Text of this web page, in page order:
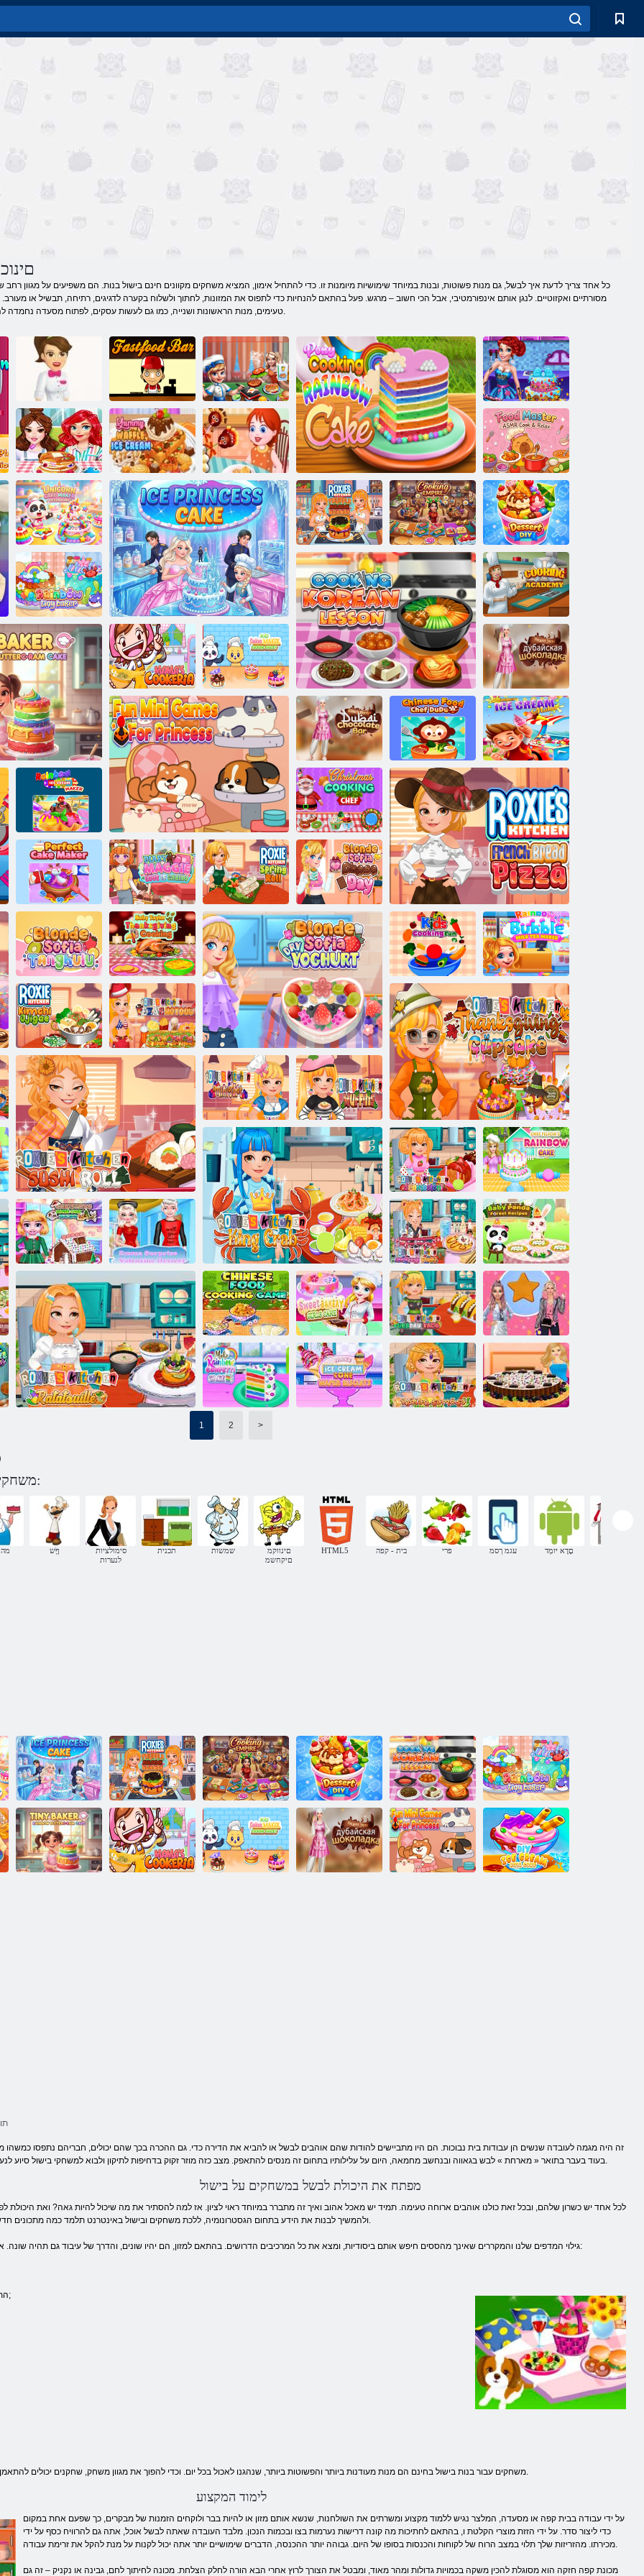
כל אחד צריך לדעת איך לבשל, ​​גם מנות פשוטות, ובנות במיוחד שימושיות מיומנות זו. כדי להתחיל אימון, המציא משחקים מקוונים חינם בישול בנות. הם משפיעים על מגוון רחב
מסורתיים ואקזוטיים. לנגן אותם אינפורמטיבי, אבל הכי חשוב – מרגש. פעל בהתאם להנחיות כדי לתפוס את המזונות, לחתוך ולשלוח בקערה לדגיגים, רתיחה, תבשיל או מעורב.
טעימים, מנות הראשונות ושנייה, כמו גם לעשות עסקים, לפתוח מסעדה נחמדה להאכיל את המבקרים.
Froyo רב בר מזון מהיר לושיב תניצס
תשקה תגוע לושיב ינופ
הנותח ףש
קיחצמ לכוא
רגתא
המיעט לפוו
תדילג
פופס העוגה
טורקיה
ASMR Cook &
Relax :לכוא
רטסאמ
טושיק ןרק דח
תוגוע
חרק תוכיסנ תגוע
רגרוב י'גוגלוב
ןיהמכ :יסקור לש
חבטמה
לושיבה תיירפמיא
ךמצעב תאז השע
חוניק
תינאירוק לושיב ירועיש
Rainbow Tiny
Baker
לושיבל הימדקאה
תשק האמח םרק תגוע
אמיא לש הירקוק
דיק תוגוע לש
לושיב תייפאמ
דלוקוש ףיטח
יאבוד סילא ןוכתמ
הכיסנל םינהמ ינימ יקחשמ
דלוקוש ףיטח
יאבוד ילא לש
ןוכתמה
ודוד יניסה לכואה
ףש
ץיק זור טורח
תדילג
תשק תדילג
תינרצי
דלומה גחל לושיב
ףש
יתפרצ םחל הציפ יסקור חבטמ
תמלשומ תוגוע
תינרצי
תיתפכא הבהא
:יגמ ןמוי
ביבא לור :יסקור
לש חבטמה
וקו'צ םוי
:תינידנולב היפוס
ולוהגנט
:תינידנולב היפוס
הידוהה גח רולייט
קונית
שבי טרוגוי :תינידנולב היפוס
ףיכ םילשבמ
םידלי
בלח תעוב תשק
לש הת תנוכמ
Kimchi Jjigae
:יסקור לש
חבטמה
יסקור לש הידוהה גח קייקפאק
Roxie's Kitchen
לור ישוס ןשטיק יסקור
Roxie's Kitchen
טראט ינימ
יסקור לש חבטמה
סניפאמ
בארק גניק :יסקור לש חבטמה
ינולובמורק :יסקור
לש חבטמה
היסילפ תיפשה
לש תשקה תגוע
דלומה גח תיב
תגועל ןוכתמ
ןייטנלו חוניק
העתפה המא
ינפי יראק :יסקור
לש חבטמה
יוטטר :יסקור לש חבטמה
תוקוניתל הדנפ
רעי ינוכתמ
יניס לכוא לושיב
קחשמ
הקותמ הייפאמ
תונב תגוע
Roxie's Kitchen
Tuesday לש
וקאט
ידיביקס יקתממ
רגתא
1 2 >
משחקים מתכונים לנערות לפי קטגוריה:
ףֶׁש
סימולציות
לנערות
תכנית שמשות
םינווקמ
םיקחשמ
HTML5 בית - קפה פרי עגמ ךסמ םָדָא יּומְד
חרק תוכיסנ תגוע
רגרוב י'גוגלוב
ןיהמכ :יסקור לש
חבטמה
לושיבה תיירפמיא
ךמצעב תאז השע
חוניק
תינאירוק לושיב
ירועיש
Rainbow Tiny
Baker
זה היה מגמה לעובדה שנשים הן עבודות בית נבוכות. הם היו מתביישים להודות שהם אוהבים לבשל או להביא את הדירה כדי. גם ההכרה בכך שהם יכולים, חבריהם נתפסו כמשהו
בעוד בעבר בתואר « מארחת » לבש בגאווה ובנחשב מחמאה, היום על עלילותיו בתחום זה מנסים להתאפק. מצב כזה מוזר זקוק בדחיפות לתיקון ולבוא למשחקי בישול סיוע לנערות.
מפתח את היכולת לבשל במשחקים על בישול
לכל אחד יש כשרון שלהם, ובכל זאת כולנו אוהבים ארוחה טעימה. תמיד יש מאכל אהוב ואיך זה מתברר במיוחד ראוי לציון. אז למה להסתיר את מה שיכול להיות גאה? ואת היכולת
ולהמשיך לבנות את הידע בתחום הגסטרונומיה, ללכת משחקים ובישול באינטרנט תלמד כמה מתכונים חדשים.
גילוי המדפים שלנו והמקררים שאינך מהססים חיפש אותם ביסודיות, ומצא את כל המרכיבים הדרושים. בהתאם למזון, הם יהיו שונים, והדרך של עיבוד גם תהיה שונה. אתה:
התנור;
משחקים עבור בנות בישול בחינם הם מנות מעודנות ביותר והפשוטות ביותר, שנהגנו לאכול בכל יום. וכדי להפוך את מגוון משחק, שחקנים יכולים להתאמן לא רק בתהליך של בישול, ולבנות את העסק שלך.
לימוד המקצוע
על ידי עבודה בבית קפה או מסעדה, המלצר נגיש ללמוד מקצוע ומשרתים את השולחנות, שנשא אותם מזון או להיות בבר ולוקחים הזמנות של מבקרים, כך שפעם אחת במקום
כדי ליצור סדר. על ידי הזזת מוצרי הקלטת ו, בהתאם לחתיכות מה קונה דרישות נערמות בצו ובכמות הנכון. מלבד העובדה שאתה לבשל אוכל, אתה גם להרוויח כסף על ידי
מכירתו. מהזריזות שלך תלוי במצב הרוח של לקוחות והכנסות בסופו של היום. גבוהה יותר ההכנסה, הדברים שימושיים יותר אתה יכול לקנות על מנת להקל את זרימת עבודה.
מכונת קפה חזקה הוא מסוגלת להכין משקה בכמויות גדולות ומהר מאוד, ומבטל את הצורך לרוץ אחרי הבא הורה לחלק הצלחת. מכונה לחיתוך לחם, גבינה או נקניק – זה גם